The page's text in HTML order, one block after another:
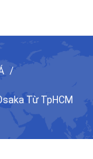
Từ TpHCM